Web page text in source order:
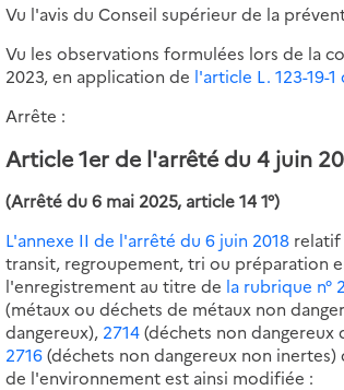
Vu l'avis du Conseil supérieur de la
Vu les observations formulées lors de la
2023, en application de l'article L. 123-19-
Arrête :
Article 1er de l'arrêté du 4 juin
(Arrêté du 6 mai 2025, article 14 1°)
L'annexe II de l'arrêté du 6 juin 2018 relatif
transit, regroupement, tri ou préparation
l'enregistrement au titre de la rubrique n°
(métaux ou déchets de métaux non
dangereux), 2714(déchets non dangereux
2716(déchets non dangereux non
de l'environnement est ainsi modifiée :